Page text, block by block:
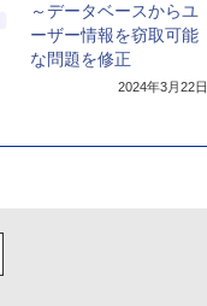
～データベースからユ
ーザー情報を窃取可能
な問題を修正
2024年3月22日